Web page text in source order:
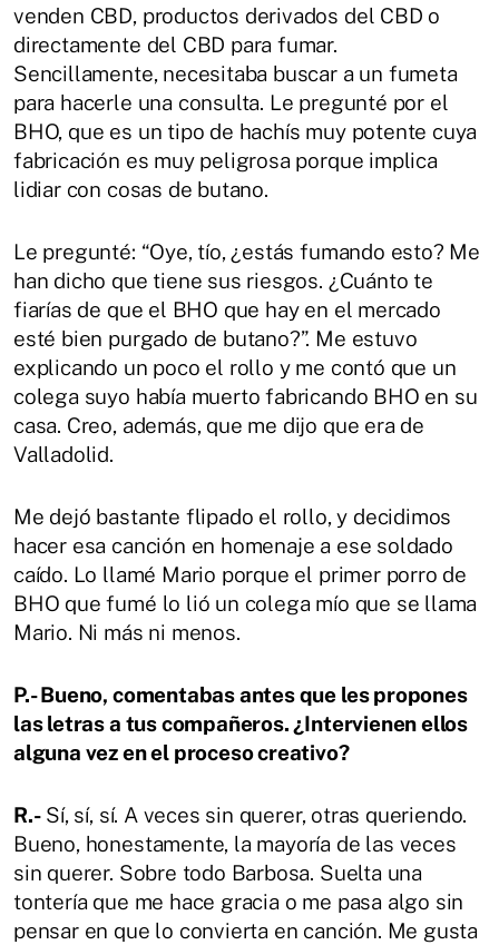
venden CBD, productos derivados del CBD o
directamente del CBD para fumar.
Sencillamente, necesitaba buscar a un fumeta
para hacerle una consulta. Le pregunté por el
BHO, que es un tipo de hachís muy potente cuya
fabricación es muy peligrosa porque implica
lidiar con cosas de butano.
Le pregunté: “Oye, tío, ¿estás fumando esto? Me
han dicho que tiene sus riesgos. ¿Cuánto te
fiarías de que el BHO que hay en el mercado
esté bien purgado de butano?”. Me estuvo
explicando un poco el rollo y me contó que un
colega suyo había muerto fabricando BHO en su
casa. Creo, además, que me dijo que era de
Valladolid.
Me dejó bastante flipado el rollo, y decidimos
hacer esa canción en homenaje a ese soldado
caído. Lo llamé Mario porque el primer porro de
BHO que fumé lo lió un colega mío que se llama
Mario. Ni más ni menos.
P.- Bueno, comentabas antes que les propones
las letras a tus compañeros. ¿Intervienen ellos
alguna vez en el proceso creativo?
R.-Sí, sí, sí. A veces sin querer, otras queriendo.
Bueno, honestamente, la mayoría de las veces
sin querer. Sobre todo Barbosa. Suelta una
tontería que me hace gracia o me pasa algo sin
pensar en que lo convierta en canción. Me gusta